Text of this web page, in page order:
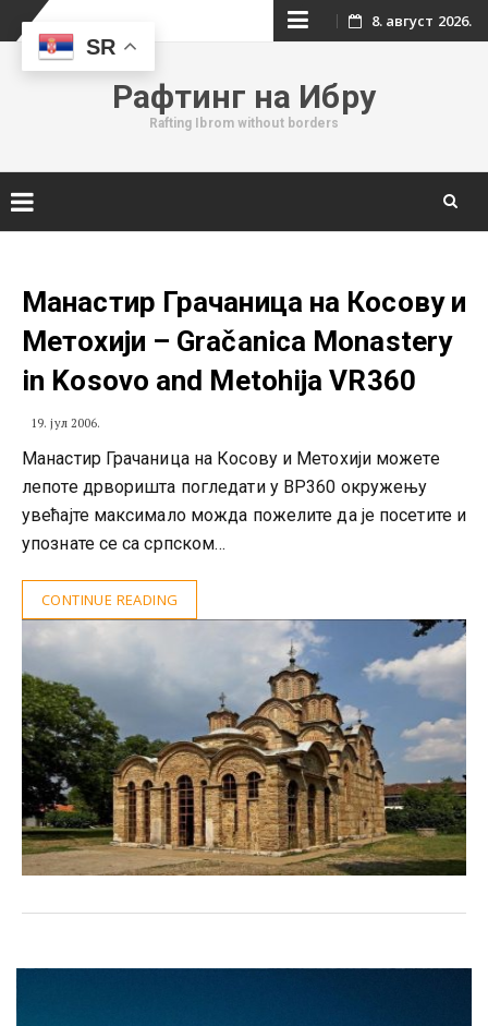
Skip
content
8. август 2026.
Рафтинг на Ибру
Rafting Ibrom without borders
contentМанастир Грачаница на Косову и
Метохији – Gračanica Monastery
in Kosovo and Metohija VR360
19. јул 2006.
Манастир Грачаница на Косову и Метохији можете
лепоте дрворишта погледати у ВР360 окружењу
увећајте максимало можда пожелите да је посетите и
упознате се са српском…
CONTINUE READING
SR